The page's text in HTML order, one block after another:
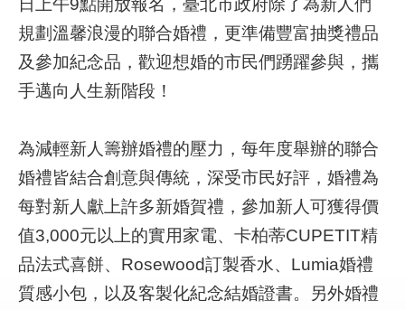
詢
相
關
連
申
請
案
公
開
規劃溫馨浪漫的聯合婚禮，更準備豐富抽獎禮品
及參加紀念品，歡迎想婚的市民們踴躍參與，攜
手邁向人生新階段！
為減輕新人籌辦婚禮的壓力，每年度舉辦的聯合
婚禮皆結合創意與傳統，深受市民好評，婚禮為
每對新人獻上許多新婚賀禮，參加新人可獲得價
值3,000元以上的實用家電、卡柏蒂CUPETIT精
品法式喜餅、Rosewood訂製香水、Lumia婚禮
質感小包，以及客製化紀念結婚證書。另外婚禮